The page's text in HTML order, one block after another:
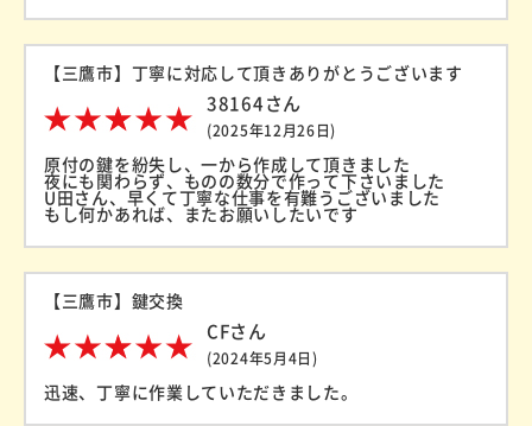
【三鷹市】丁寧に対応して頂きありがとうございます
38164さん
(2025年12月26日)
原付の鍵を紛失し、一から作成して頂きました
夜にも関わらず、ものの数分で作って下さいました
U田さん、早くて丁寧な仕事を有難うございました
もし何かあれば、またお願いしたいです
【三鷹市】鍵交換
CFさん
(2024年5月4日)
迅速、丁寧に作業していただきました。